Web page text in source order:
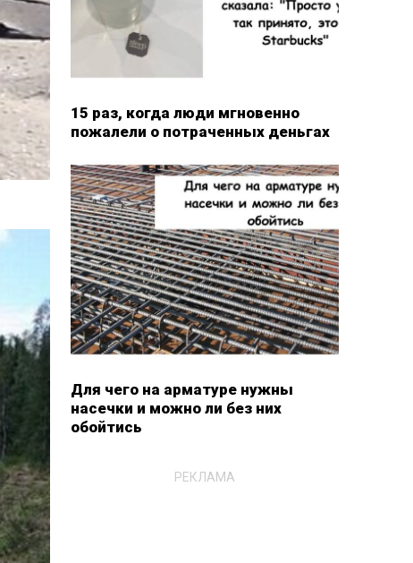
15 раз, когда люди мгновенно
пожалели о потраченных деньгах
Для чего на арматуре нужны
насечки и можно ли без них
обойтись
РЕКЛАМА